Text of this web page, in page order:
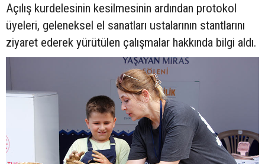
Açılış kurdelesinin kesilmesinin ardından protokol
üyeleri, geleneksel el sanatları ustalarının stantlarını
ziyaret ederek yürütülen çalışmalar hakkında bilgi aldı.